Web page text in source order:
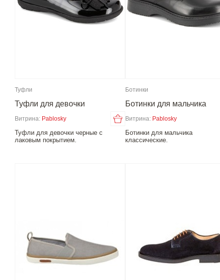
Туфли
Туфли для девочки
Витрина: Pablosky
Туфли для девочки черные с
лаковым покрытием.
Ботинки
Ботинки для мальчика
Витрина: Pablosky
Ботинки для мальчика
классические.